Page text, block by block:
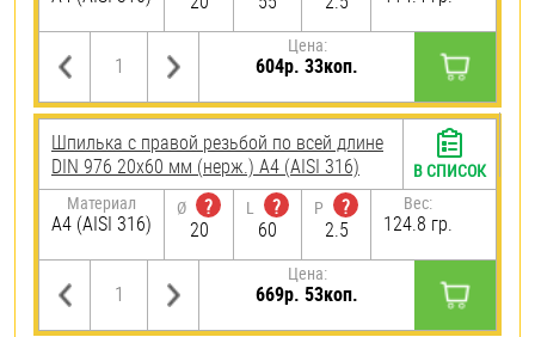
Цена:
604р. 33коп.
Шпилька с правой резьбой по всей длине
DIN 976 20х60 мм (нерж.) A4 (AISI 316)
Материал
A4 (AISI 316)
Ø
?
20
L
?
60
P
?
2.5
Вес:
124.8 гр.
Цена:
669р. 53коп.
В СПИСОК